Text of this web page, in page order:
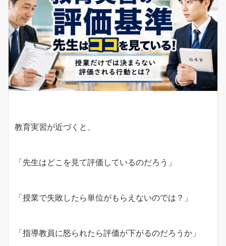
教育実習が近づくと、
「先生はどこを見て評価しているのだろう」
「授業で失敗したら単位がもらえないのでは？」
「指導教員に怒られたら評価が下がるのだろうか」